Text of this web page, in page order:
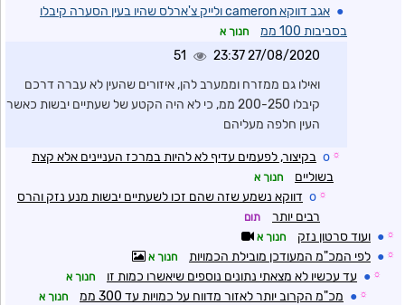
●
אגב דווקא cameron ולייק צ'ארלס שהיו בעין הסערה קיבלו
בסביבות 100 ממ
חנוך א
27/08/2020 23:37
51
ואילו גם ממזרח וממערב להן, איזורים שהעין לא עברה דרכם
קיבלו 200-250 ממ, כי לא היה הקטע של שעתיים יבשות כאשר
העין חלפה מעליהם
☼
o בקיצור, לפעמים עדיף לא להיות במרכז העניינים אלא קצת
בשוליים
חנוך א
☼
o דווקא נשמע שזה שהם זכו לשעתיים יבשות מנע נזק והרס
רבים יותר
תום
☼
● ועוד סרטון נזק חנוך א
☼
● לפי המכ"מ המעודכן מובילת הכמויות חנוך א
☼
● עד עכשיו לא מצאתי נתונים נוספים שיאשרו כמות זו חנוך א
☼
● מכ"מ הקרוב יותר לאזור מדווח על כמויות עד 300 ממ חנוך א